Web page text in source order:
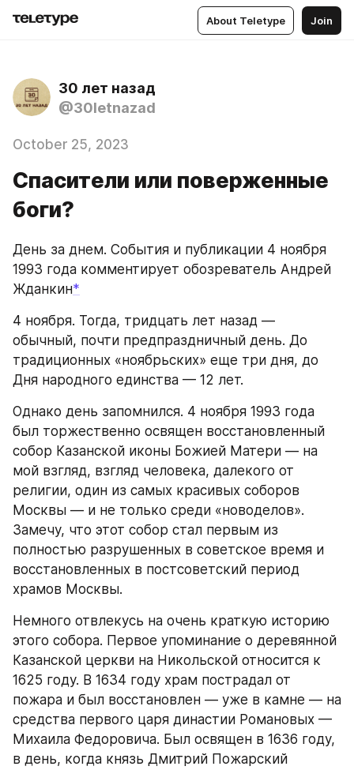
About Teletype Join
30 лет назад
@30letnazad
October 25, 2023
Спасители или поверженные
боги?
День за днем. События и публикации 4 ноября
1993 года комментирует обозреватель Андрей
Жданкин*
4 ноября. Тогда, тридцать лет назад —
обычный, почти предпраздничный день. До
традиционных «ноябрьских» еще три дня, до
Дня народного единства — 12 лет.
Однако день запомнился. 4 ноября 1993 года
был торжественно освящен восстановленный
собор Казанской иконы Божией Матери — на
мой взгляд, взгляд человека, далекого от
религии, один из самых красивых соборов
Москвы — и не только среди «новоделов».
Замечу, что этот собор стал первым из
полностью разрушенных в советское время и
восстановленных в постсоветский период
храмов Москвы.
Немного отвлекусь на очень краткую историю
этого собора. Первое упоминание о деревянной
Казанской церкви на Никольской относится к
1625 году. В 1634 году храм пострадал от
пожара и был восстановлен — уже в камне — на
средства первого царя династии Романовых —
Михаила Федоровича. Был освящен в 1636 году,
в день, когда князь Дмитрий Пожарский